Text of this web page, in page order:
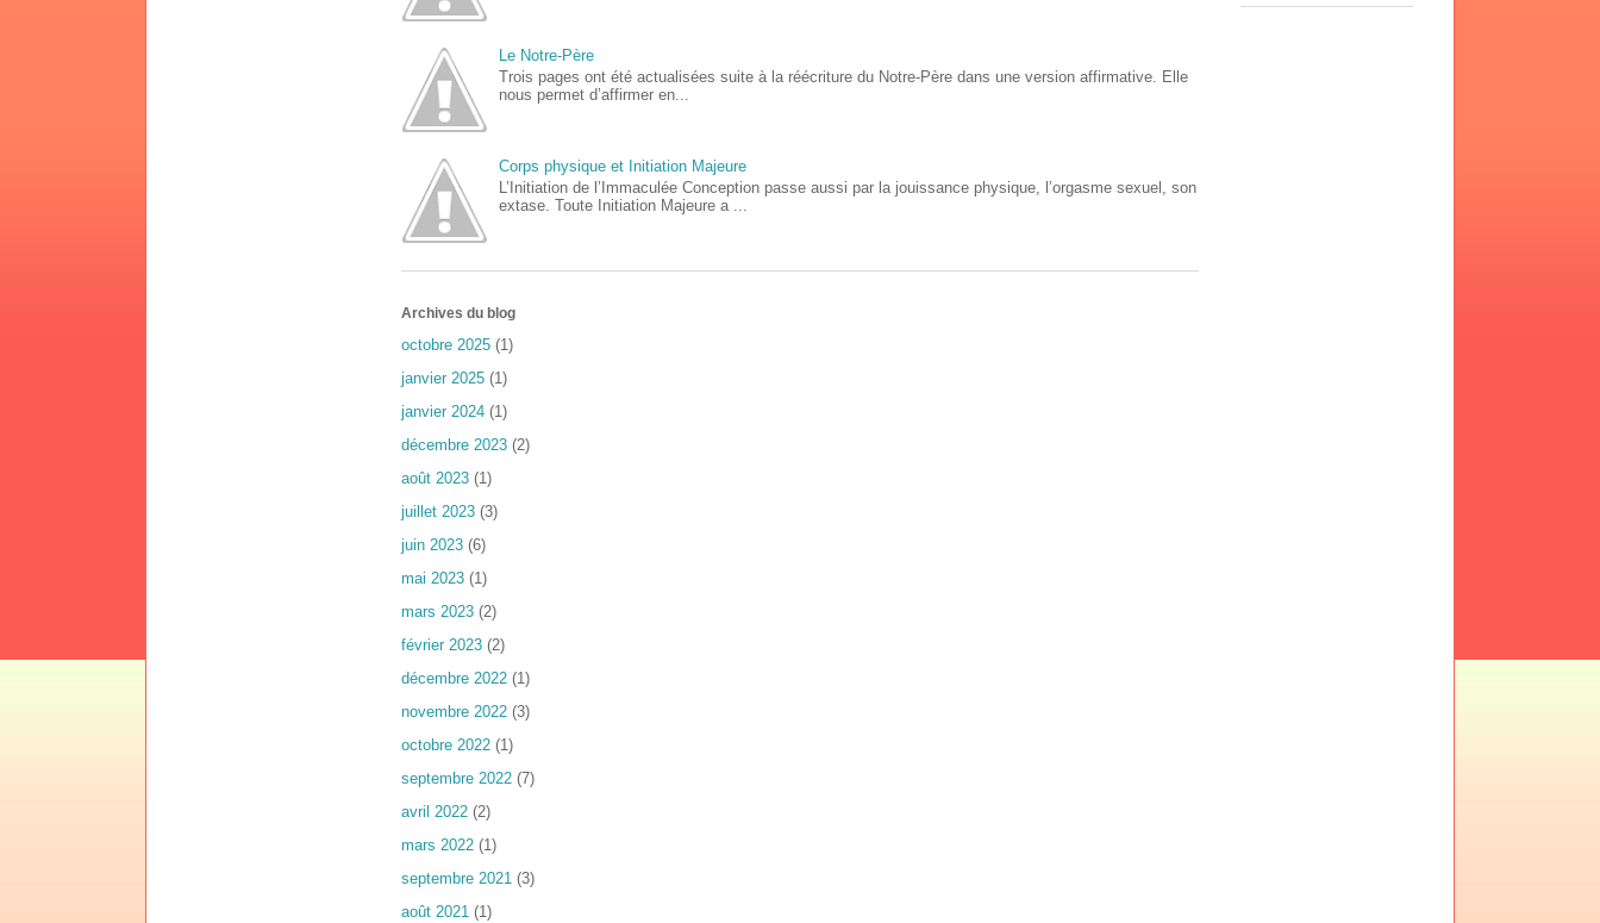
Le Notre-Père
Trois pages ont été actualisées suite à la réécriture du Notre-Père dans une version affirmative. Elle
nous permet d’affirmer en...
Corps physique et Initiation Majeure
L’Initiation de l’Immaculée Conception passe aussi par la jouissance physique, l’orgasme sexuel, son
extase. Toute Initiation Majeure a ...
Archives du blog
octobre 2025 (1)
janvier 2025 (1)
janvier 2024 (1)
décembre 2023 (2)
août 2023 (1)
juillet 2023 (3)
juin 2023 (6)
mai 2023 (1)
mars 2023 (2)
février 2023 (2)
décembre 2022 (1)
novembre 2022 (3)
octobre 2022 (1)
septembre 2022 (7)
avril 2022 (2)
mars 2022 (1)
septembre 2021 (3)
août 2021 (1)